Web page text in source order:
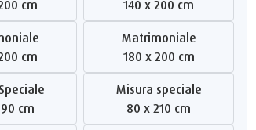
cm
140 x 200 cm
cm
Matrimoniale
180 x 200 cm
Speciale
cm
Misura speciale
80 x 210 cm